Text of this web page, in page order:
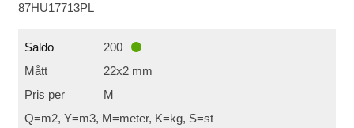
87HU17713PL
Saldo
200
Mått
22x2 mm
Pris per
M
Q=m2, Y=m3, M=meter, K=kg, S=st